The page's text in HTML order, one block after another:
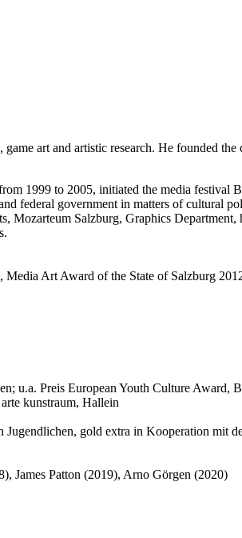
art and artistic research. He founded
1999 to 2005, initiated the media festival
federal government in matters of cultural
Mozarteum Salzburg, Graphics
Art Award of the State of Salzburg
u.a. Preis European Youth Culture Award,
kunstraum, Hallein
gold extra in Kooperation mit
James Patton (2019), Arno Görgen (2020)